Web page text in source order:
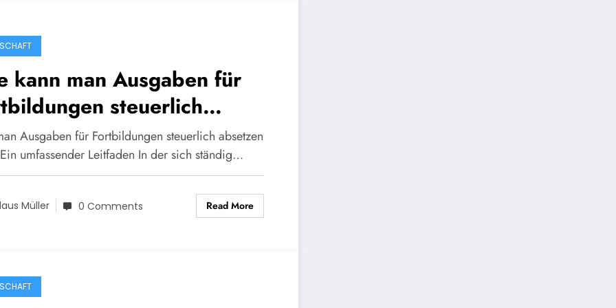
kann man Ausgaben für
steuerlich
Ausgaben für Fortbildungen steuerlich absetzen
umfassender Leitfaden In der sich ständig…
Müller 0 Comments Read More